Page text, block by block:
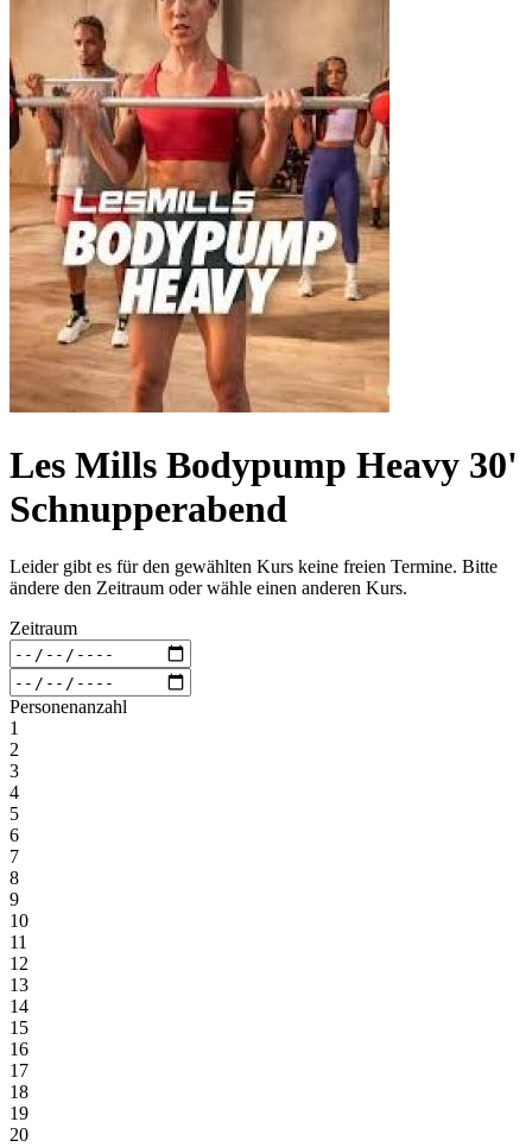
Les Mills Bodypump Heavy 30'
Schnupperabend
Leider gibt es für den gewählten Kurs keine freien Termine. Bitte
ändere den Zeitraum oder wähle einen anderen Kurs.
Zeitraum
Personenanzahl
1
2
3
4
5
6
7
8
9
10
11
12
13
14
15
16
17
18
19
20